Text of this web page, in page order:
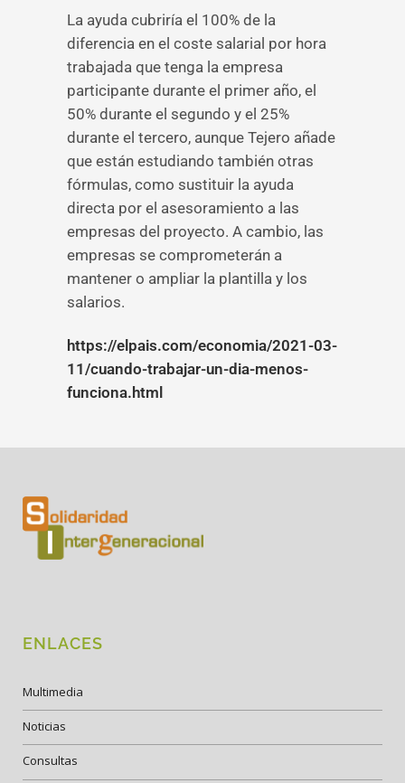
La ayuda cubriría el 100% de la
diferencia en el coste salarial por hora
trabajada que tenga la empresa
participante durante el primer año, el
50% durante el segundo y el 25%
durante el tercero, aunque Tejero añade
que están estudiando también otras
fórmulas, como sustituir la ayuda
directa por el asesoramiento a las
empresas del proyecto. A cambio, las
empresas se comprometerán a
mantener o ampliar la plantilla y los
salarios.
https://elpais.com/economia/2021-03-
11/cuando-trabajar-un-dia-menos-
funciona.html
ENLACES
Multimedia
Noticias
Consultas